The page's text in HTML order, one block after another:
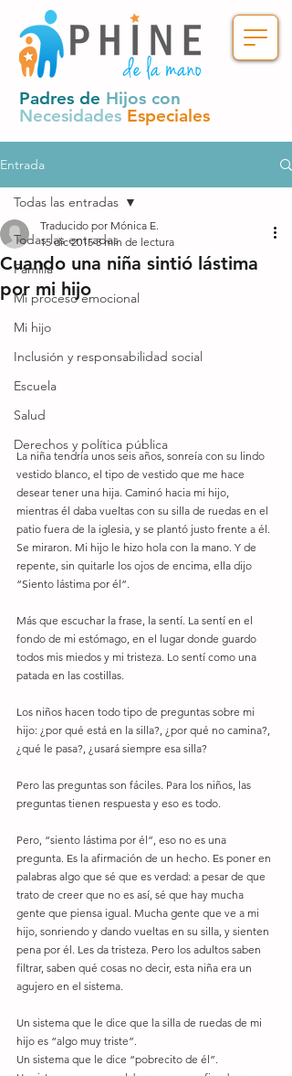
Padres de Hijos con
Necesidades Especiales
Entrada
Todas las entradas
Familia
Mi proceso emocional
Mi hijo
Inclusión y responsabilidad social
Escuela
Salud
Derechos y política pública
Todas las entradas
Cuando una niña sintió lástima
por mi hijo
Traducido por Mónica E.
15 dic 2015 3 min de lectura
La niña tendría unos seis años, sonreía con su lindo
vestido blanco, el tipo de vestido que me hace
desear tener una hija. Caminó hacia mi hijo,
mientras él daba vueltas con su silla de ruedas en el
patio fuera de la iglesia, y se plantó justo frente a él.
Se miraron. Mi hijo le hizo hola con la mano. Y de
repente, sin quitarle los ojos de encima, ella dijo
“Siento lástima por él”.
Más que escuchar la frase, la sentí. La sentí en el
fondo de mi estómago, en el lugar donde guardo
todos mis miedos y mi tristeza. Lo sentí como una
patada en las costillas.
Los niños hacen todo tipo de preguntas sobre mi
hijo: ¿por qué está en la silla?, ¿por qué no camina?,
¿qué le pasa?, ¿usará siempre esa silla?
Pero las preguntas son fáciles. Para los niños, las
preguntas tienen respuesta y eso es todo.
Pero, “siento lástima por él”, eso no es una
pregunta. Es la afirmación de un hecho. Es poner en
palabras algo que sé que es verdad: a pesar de que
trato de creer que no es así, sé que hay mucha
gente que piensa igual. Mucha gente que ve a mi
hijo, sonriendo y dando vueltas en su silla, y sienten
pena por él. Les da tristeza. Pero los adultos saben
filtrar, saben qué cosas no decir, esta niña era un
agujero en el sistema.
Un sistema que le dice que la silla de ruedas de mi
hijo es “algo muy triste”.
Un sistema que le dice “pobrecito de él”.